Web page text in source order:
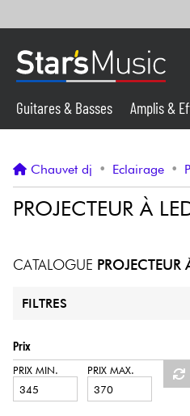
Synthés &
HiFi
Guitares & Basses Amplis &
Chauvet dj • Eclairage •
PROJECTEUR À
CATALOGUE PROJECTEUR
FILTRES
Prix
PRIX MIN. PRIX MAX.